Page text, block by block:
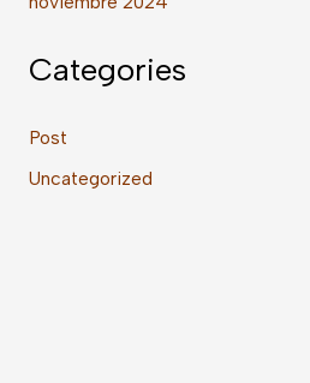
Categories
Post
Uncategorized